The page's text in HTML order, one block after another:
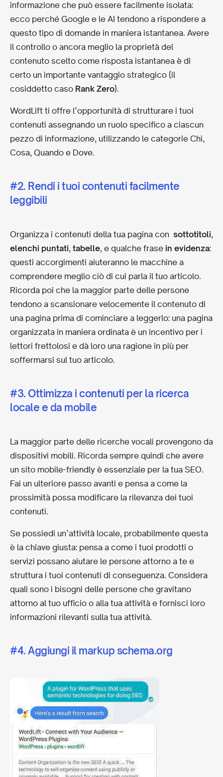
informazione che può essere facilmente isolata:
ecco perché Google e le AI tendono a rispondere a
questo tipo di domande in maniera istantanea. Avere
il controllo o ancora meglio la proprietà del
contenuto scelto come risposta istantanea è di
certo un importante vantaggio strategico (il
cosiddetto caso Rank Zero).
WordLift ti offre l’opportunità di strutturare i tuoi
contenuti assegnando un ruolo specifico a ciascun
pezzo di informazione, utilizzando le categorie Chi,
Cosa, Quando e Dove.
#2. Rendi i tuoi contenuti facilmente
leggibili
Organizza i contenuti della tua pagina con sottotitoli,
elenchi puntati, tabelle, e qualche frase in evidenza:
questi accorgimenti aiuteranno le macchine a
comprendere meglio ciò di cui parla il tuo articolo.
Ricorda poi che la maggior parte delle persone
tendono a scansionare velocemente il contenuto di
una pagina prima di cominciare a leggerlo: una pagina
organizzata in maniera ordinata è un incentivo per i
lettori frettolosi e dà loro una ragione in più per
soffermarsi sul tuo articolo.
#3. Ottimizza i contenuti per la ricerca
locale e da mobile
La maggior parte delle ricerche vocali provengono da
dispositivi mobili. Ricorda sempre quindi che avere
un sito mobile-friendly è essenziale per la tua SEO.
Fai un ulteriore passo avanti e pensa a come la
prossimità possa modificare la rilevanza dei tuoi
contenuti.
Se possiedi un’attività locale, probabilmente questa
è la chiave giusta: pensa a come i tuoi prodotti o
servizi possano aiutare le persone attorno a te e
struttura i tuoi contenuti di conseguenza. Considera
quali sono i bisogni delle persone che gravitano
attorno al tuo ufficio o alla tua attività e fornisci loro
informazioni rilevanti sulla tua attività.
#4. Aggiungi il markup schema.org